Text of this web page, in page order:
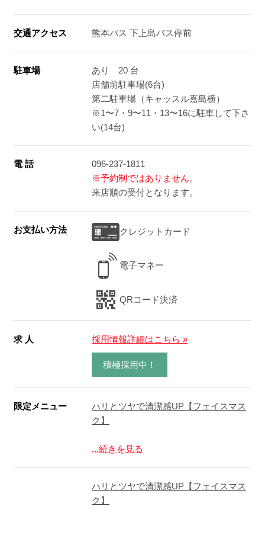
交通アクセス 熊本バス 下上島バス停前
駐車場
あり 20 台
店舗前駐車場(6台)
第二駐車場（キャッスル嘉島横）
※1〜7・9〜11・13〜16に駐車して下さ
い(14台)
電 話
096-237-1811
※予約制ではありません。
来店順の受付となります。
お支払い方法 クレジットカード
電子マネー
QRコード決済
求 人 採用情報詳細はこちら »
積極採用中！
限定メニュー
ハリとツヤで清潔感UP【フェイスマス
ク】
...続きを見る
ハリとツヤで清潔感UP【フェイスマス
ク】